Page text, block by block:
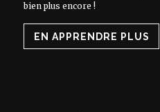
bien plus encore !
EN APPRENDRE PLUS